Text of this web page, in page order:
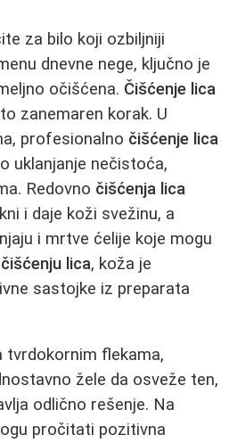
za bilo koji ozbiljniji
dnevne nege, ključno je
očišćena. Čišćenje lica
zanemaren korak. U
profesionalno čišćenje lica
uklanjanje nečistoća,
Redovno čišćenja lica
i daje koži svežinu, a
i mrtve ćelije koje mogu
čišćenju lica, koža je
sastojke iz preparata
tvrdokornim flekama,
žele da osveže ten,
odlično rešenje. Na
pročitati pozitivna